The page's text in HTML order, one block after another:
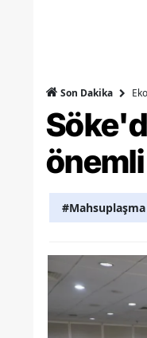
Son Dakika
önemli
#Mahsuplaşma